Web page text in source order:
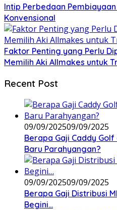
Intip Perbedaan
Konvensional
Faktor Penting yang Perlu
Memilih Aki Allmakes untuk
Recent Post
09/09/202509/09/2025
Berapa Gaji Caddy
Baru Parahyangan?
09/09/202509/09/2025
Berapa Gaji Distribusi
Begini…